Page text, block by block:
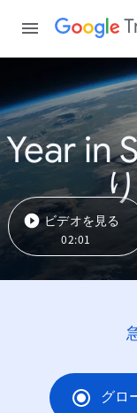
Year in
ビデオを見る
02:01
グロ